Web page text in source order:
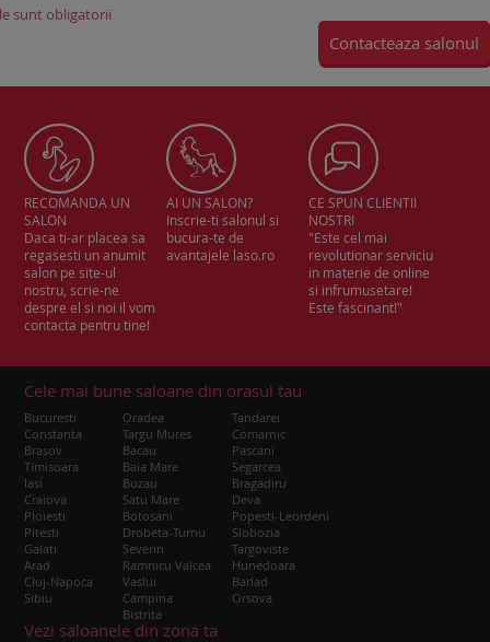
sunt obligatorii
RECOMANDA UN
SALON
Daca ti-ar placea sa
regasesti un anumit
salon pe site-ul
nostru, scrie-ne
despre el si noi il vom
contacta pentru tine!
AI UN SALON?
Inscrie-ti salonul si
bucura-te de
avantajele laso.ro
CE SPUN CLIENTII
NOSTRI
"Este cel mai
revolutionar serviciu
in materie de online
si infrumusetare!
Este fascinant!"
Cele mai bune saloane din orasul tau
Bucuresti
Constanta
Brasov
Timisoara
Iasi
Craiova
Ploiesti
Pitesti
Galati
Arad
Cluj-Napoca
Sibiu
Oradea
Targu Mures
Bacau
Baia Mare
Buzau
Satu Mare
Botosani
Drobeta-Turnu
Severin
Ramnicu Valcea
Vaslui
Campina
Bistrita
Tandarei
Comarnic
Pascani
Segarcea
Bragadiru
Deva
Popesti-Leordeni
Slobozia
Targoviste
Hunedoara
Barlad
Orsova
Vezi saloanele din zona ta